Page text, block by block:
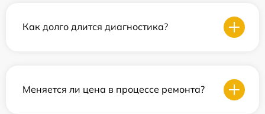
Как долго длится диагностика?
Меняется ли цена в процессе ремонта?